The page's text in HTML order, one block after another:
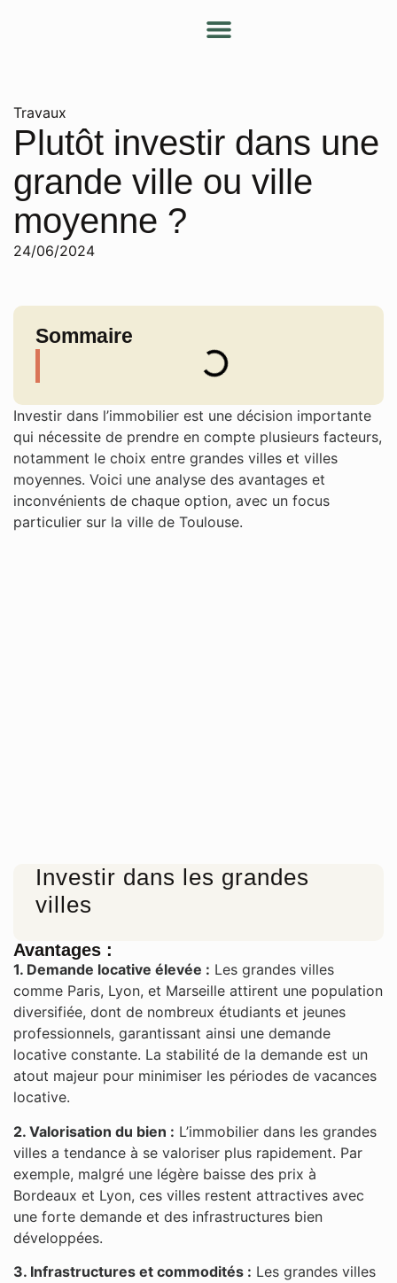
Travaux
Plutôt investir dans une
grande ville ou ville
moyenne ?
24/06/2024
Sommaire
Investir dans l’immobilier est une décision importante
qui nécessite de prendre en compte plusieurs facteurs,
notamment le choix entre grandes villes et villes
moyennes. Voici une analyse des avantages et
inconvénients de chaque option, avec un focus
particulier sur la ville de Toulouse.
Investir dans les grandes
villes
Avantages :
1. Demande locative élevée : Les grandes villes
comme Paris, Lyon, et Marseille attirent une population
diversifiée, dont de nombreux étudiants et jeunes
professionnels, garantissant ainsi une demande
locative constante. La stabilité de la demande est un
atout majeur pour minimiser les périodes de vacances
locative​.
2. Valorisation du bien : L’immobilier dans les grandes
villes a tendance à se valoriser plus rapidement. Par
exemple, malgré une légère baisse des prix à
Bordeaux et Lyon, ces villes restent attractives avec
une forte demande et des infrastructures bien
développées​.
3. Infrastructures et commodités : Les grandes villes